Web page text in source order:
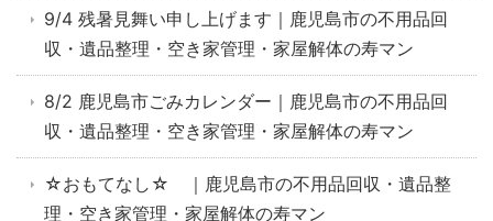
9/4 残暑見舞い申し上げます｜鹿児島市の不用品回
収・遺品整理・空き家管理・家屋解体の寿マン
8/2 鹿児島市ごみカレンダー｜鹿児島市の不用品回
収・遺品整理・空き家管理・家屋解体の寿マン
☆おもてなし☆ ｜鹿児島市の不用品回収・遺品整
理・空き家管理・家屋解体の寿マン